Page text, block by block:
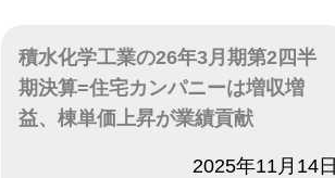
積水化学工業の26年3月期第2四半
期決算=住宅カンパニーは増収増
益、棟単価上昇が業績貢献
2025年11月14日